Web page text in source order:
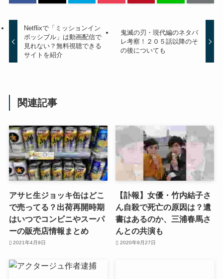
Netflixで「ミッションイン
ポッシブル」は動画配信で
見れない？無料視聴できる
サイトを紹介
鬼滅の刃・現代編のネタバ
レ考察！２０５話以降のそ
の後についても
関連記事
アサヒ生ジョッキ缶はどこ
で売ってる？出荷再開時期
はいつでコンビニやスーパ
ーの販売店情報まとめ
2021年4月9日
【訃報】女優・竹内結子さ
ん自殺で死亡の原因は？遺
書はあるのか、三浦春馬さ
んとの共演も
2020年9月27日